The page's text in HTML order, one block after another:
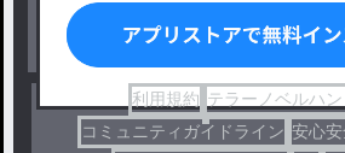
コメデ
利用規約 テラーノベルハン
コミュニティガイドライン 安心